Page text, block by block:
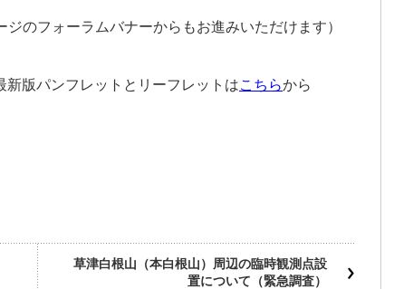
ジのフォーラムバナーからもお進みいただけます）
版パンフレットとリーフレットはこちらから
草津白根山（本白根山）周辺の臨時観測点設
置について（緊急調査）